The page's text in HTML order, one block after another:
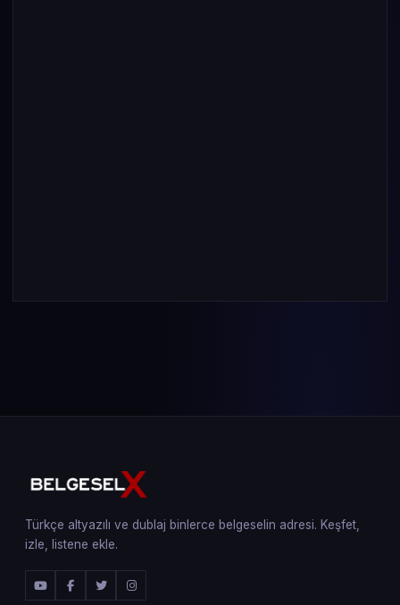
Türkçe altyazılı ve dublaj binlerce belgeselin adresi. Keşfet,
izle, listene ekle.